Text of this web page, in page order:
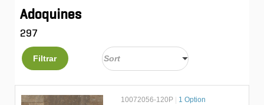
Adoquines
297
Filtrar
10072056-120P 1 Option